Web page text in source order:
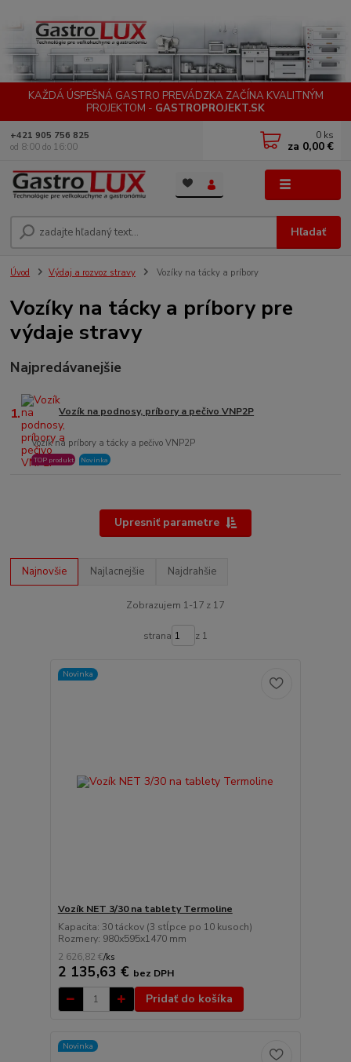
KAŽDÁ ÚSPEŠNÁ GASTRO PREVÁDZKA ZAČÍNA KVALITNÝM
PROJEKTOM - GASTROPROJEKT.SK
Hľadať
+421 905 756 825
od 8:00 do 16:00
0 ks
za 0,00 €
Úvod Výdaj a rozvoz stravy Vozíky na tácky a príbory
Vozíky na tácky a príbory pre
výdaje stravy
Najpredávanejšie
1. Vozík na podnosy, príbory a pečivo VNP2P
Vozík na príbory a tácky a pečivo VNP2P
TOP produkt Novinka
Upresniť parametre
Najnovšie Najlacnejšie Najdrahšie
Zobrazujem 1-17 z 17
strana z 1
Novinka
Vozík NET 3/30 na tablety Termoline
Kapacita: 30 táckov (3 stĺpce po 10 kusoch)
Rozmery: 980x595x1470 mm
2 626,82 €/ks
2 135,63 € bez DPH
Pridať do košíka
Novinka